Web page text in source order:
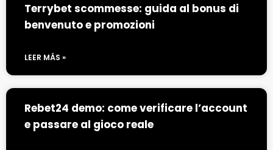
Terrybet scommesse: guida al bonus di
benvenuto e promozioni
LEER MÁS »
Rebet24 demo: come verificare l’account
e passare al gioco reale